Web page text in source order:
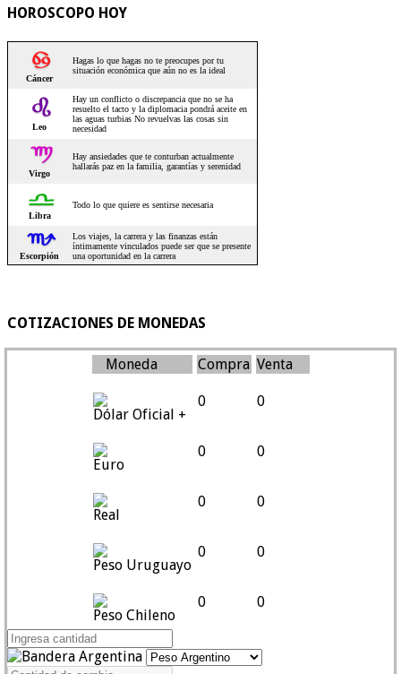
HOROSCOPO HOY
COTIZACIONES DE MONEDAS
Moneda Compra Venta
Dólar Oficial +
0 0
Euro
0 0
Real
0 0
Peso Uruguayo
0 0
Peso Chileno
0 0